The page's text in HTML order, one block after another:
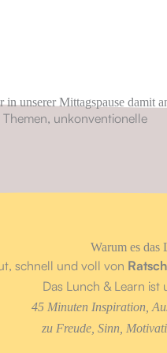
unserer Mittagspause damit
unkonventionelle
Warum es
schnell und voll von
Das Lunch & Learn ist
45 Minuten Inspiration,
zu Freude, Sinn,